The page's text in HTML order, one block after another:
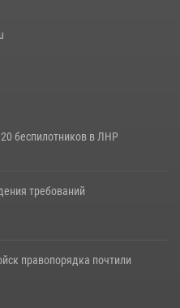
беспилотников в ЛНР
требований
правопорядка почтили